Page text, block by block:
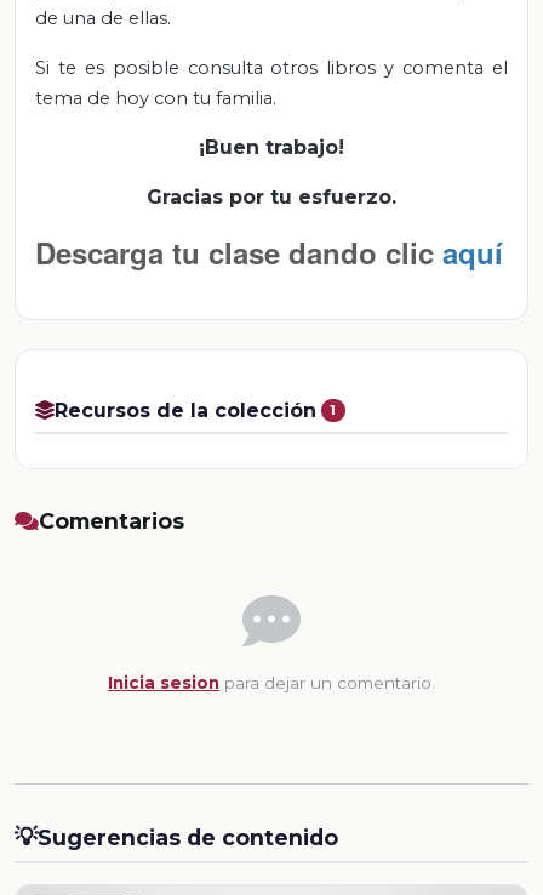
de una de ellas.
Si te es posible consulta otros libros y comenta el
tema de hoy con tu familia.
¡Buen trabajo!
Gracias por tu esfuerzo.
Descarga tu clase dando clic aquí
Recursos de la colección 1
Comentarios
Inicia sesion para dejar un comentario.
💡Sugerencias de contenido